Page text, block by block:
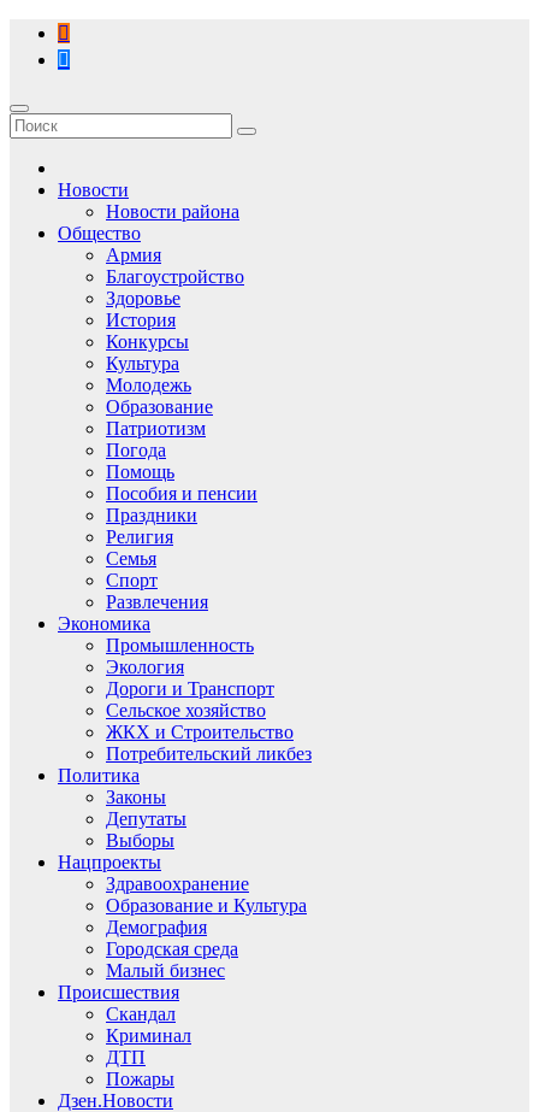
Перейти
содержимому
Новости
Новости района
Общество
Армия
Благоустройство
Здоровье
История
Конкурсы
Культура
Молодежь
Образование
Патриотизм
Погода
Помощь
Пособия и пенсии
Праздники
Религия
Семья
Спорт
Развлечения
Экономика
Промышленность
Экология
Дороги и Транспорт
Сельское хозяйство
ЖКХ и Строительство
Потребительский ликбез
Политика
Законы
Депутаты
Выборы
Нацпроекты
Здравоохранение
Образование и Культура
Демография
Городская среда
Малый бизнес
Происшествия
Скандал
Криминал
ДТП
Пожары
Дзен.Новости